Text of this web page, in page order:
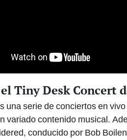
el Tiny Desk Concert
una serie de conciertos en
variado contenido musical.
conducido por Bob